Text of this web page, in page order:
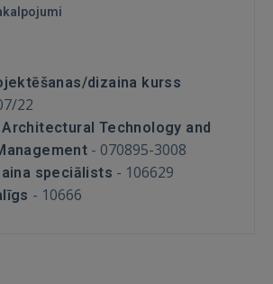
Sign in with Apple
neesat reģistrējies?
REĢISTRĀCIJA
dizaina kurss
22
Technology and
- 070895-3008
speciālists - 106629
- 10666